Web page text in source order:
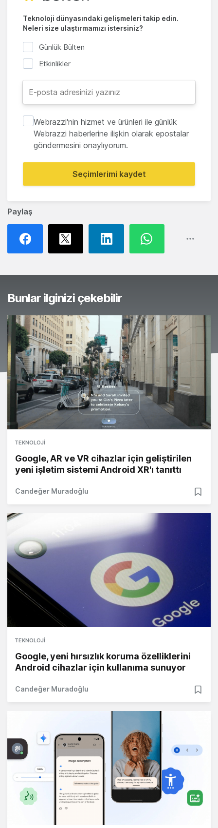
Paylaş
Teknoloji dünyasındaki gelişmeleri takip edin.
Neleri size ulaştırmamızı istersiniz?
Günlük Bülten
Etkinlikler
Webrazzi'nin hizmet ve ürünleri ile günlük
Webrazzi haberlerine ilişkin olarak epostalar
göndermesini onaylıyorum.
Seçimlerimi kaydet
Bunlar ilginizi çekebilir
TEKNOLOJI
Google, AR ve VR cihazlar için geliştirilen
yeni işletim sistemi Android XR'ı tanıttı
Candeğer Muradoğlu
TEKNOLOJI
Google, yeni hırsızlık koruma özelliklerini
Android cihazlar için kullanıma sunuyor
Candeğer Muradoğlu